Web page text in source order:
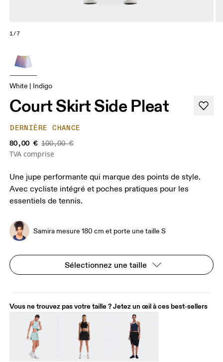
1/7
White | Indigo
Court Skirt Side Pleat
DERNIÈRE CHANCE
80,00 € 100,00 €
TVA comprise
Une jupe performante qui marque des points de style.
Avec cycliste intégré et poches pratiques pour les
essentiels de tennis.
Samira mesure 180 cm et porte une taille S
Sélectionnez une taille
Vous ne trouvez pas votre taille ? Jetez un œil à ces best-sellers